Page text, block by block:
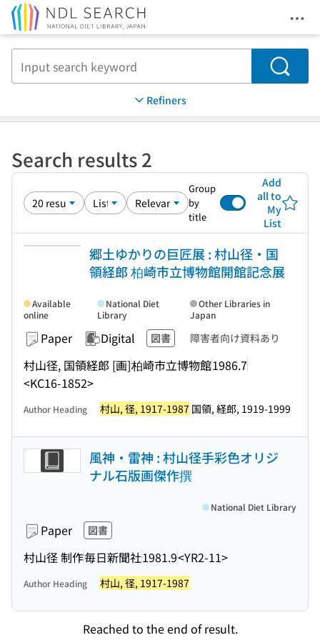
Search
Refiners
Search results 2
Group
by
title
Add
all to
My
List
郷土ゆかりの巨匠展 : 村山径・国
領経郎 柏崎市立博物館開館記念展
Paper Digital 図書 障害者向け資料あり
村山径, 国領経郎 [画]柏崎市立博物館1986.7
<KC16-1852>
Available
online
National Diet
Library
Other Libraries in
Japan
Author Heading 村山, 径, 1917-1987 国領, 経郎, 1919-1999
風神・雷神 : 村山径手彩色オリジ
ナル石版画傑作撰
Paper 図書
村山径 制作毎日新聞社1981.9<YR2-11>
National Diet Library
Author Heading 村山, 径, 1917-1987
Reached to the end of result.